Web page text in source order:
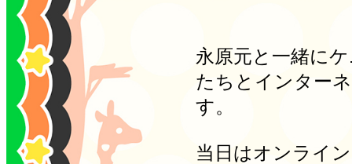
永原元と一緒に
たちとインター
す。
当日はオンライ